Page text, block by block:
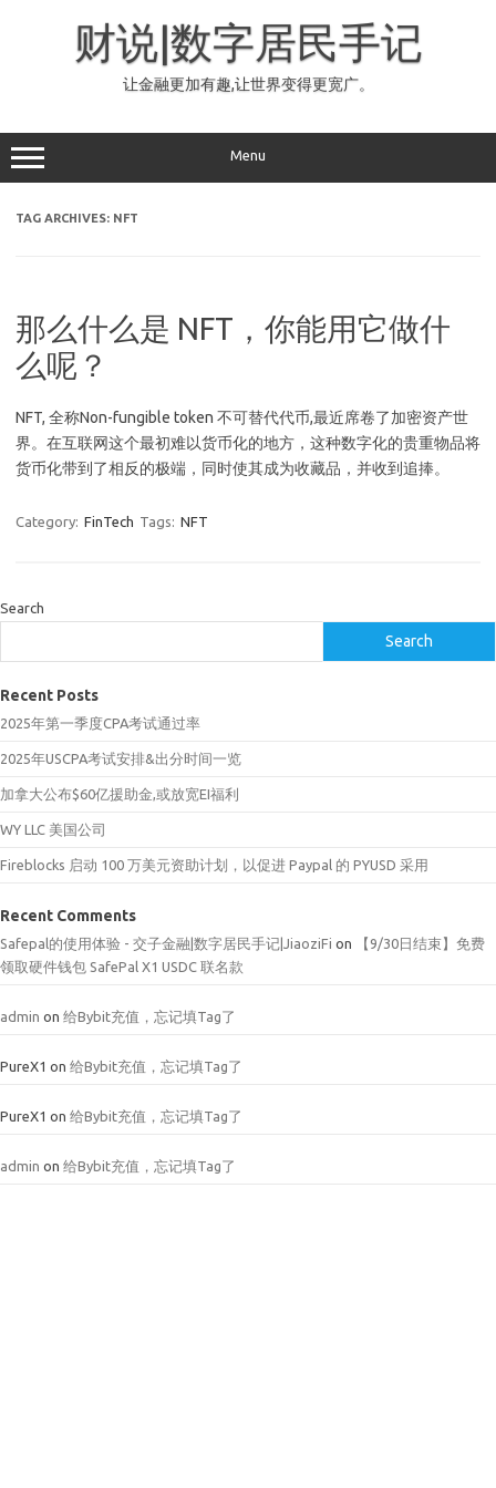
财说|数字居民手记
让金融更加有趣,让世界变得更宽广。
Menu
TAG ARCHIVES: NFT
那么什么是 NFT，你能用它做什
么呢？
NFT, 全称Non-fungible token 不可替代代币,最近席卷了加密资产世
界。在互联网这个最初难以货币化的地方，这种数字化的贵重物品将
货币化带到了相反的极端，同时使其成为收藏品，并收到追捧。
Category: FinTech Tags: NFT
Search
Search
Recent Posts
2025年第一季度CPA考试通过率
2025年USCPA考试安排&出分时间一览
加拿大公布$60亿援助金,或放宽EI福利
WY LLC 美国公司
Fireblocks 启动 100 万美元资助计划，以促进 Paypal 的 PYUSD 采用
Recent Comments
Safepal的使用体验 - 交子金融|数字居民手记|JiaoziFi on
【9/30日结束】免费
领取硬件钱包 SafePal X1 USDC 联名款
admin on 给Bybit充值，忘记填Tag了
PureX1 on 给Bybit充值，忘记填Tag了
PureX1 on 给Bybit充值，忘记填Tag了
admin on 给Bybit充值，忘记填Tag了